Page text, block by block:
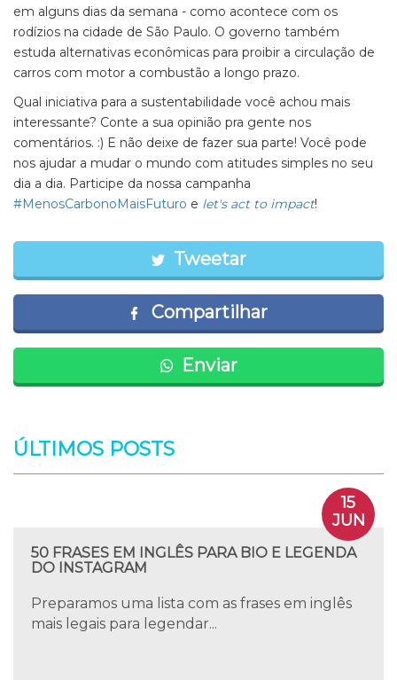
em alguns dias da semana - como acontece com os
rodízios na cidade de São Paulo. O governo também
estuda alternativas econômicas para proibir a circulação de
carros com motor a combustão a longo prazo.
Qual iniciativa para a sustentabilidade você achou mais
interessante? Conte a sua opinião pra gente nos
comentários. :) E não deixe de fazer sua parte! Você pode
nos ajudar a mudar o mundo com atitudes simples no seu
dia a dia. Participe da nossa campanha
#MenosCarbonoMaisFuturo e let's act to impact!
Tweetar
Compartilhar
Enviar
ÚLTIMOS POSTS
15
JUN
50 FRASES EM INGLÊS PARA BIO E LEGENDA
DO INSTAGRAM
Preparamos uma lista com as frases em inglês
mais legais para legendar...